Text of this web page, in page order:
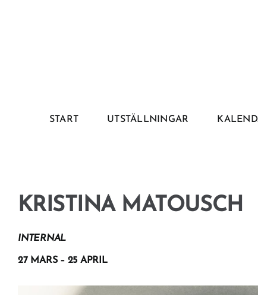
START UTSTÄLLNINGAR
KRISTINA MATOUSCH
INTERNAL
27 MARS – 25 APRIL